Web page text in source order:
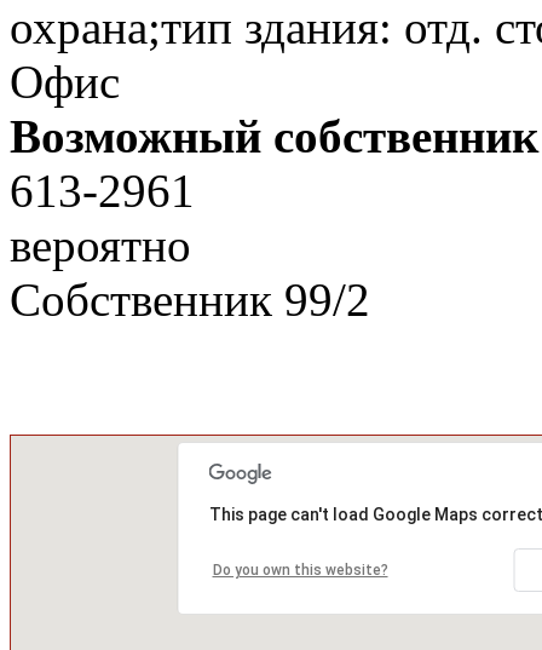
охрана;тип здания: отд.
Офис
Возможный
613-2961
вероятно
Собственник 99/2
This page can't load Google Maps
Do you own this website?